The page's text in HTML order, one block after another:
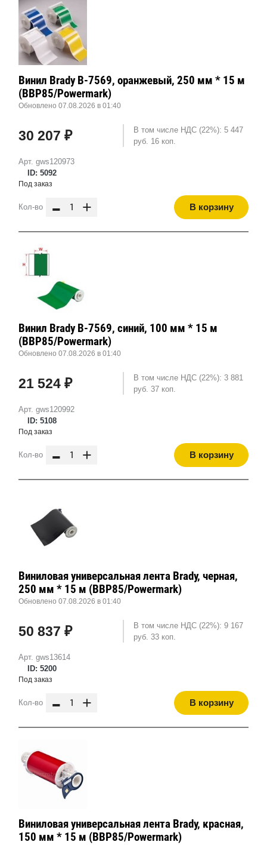
Арт. gws120973
ID: 5092
Винил Brady B-7569, оранжевый, 250 мм * 15 м
(BBP85/Powermark)
Обновлено 07.08.2026 в 01:40
30 207 ₽
В том числе НДС (22%): 5 447
руб. 16 коп.
Под заказ
Кол-во - + В корзину
Арт. gws120992
ID: 5108
Винил Brady B-7569, синий, 100 мм * 15 м
(BBP85/Powermark)
Обновлено 07.08.2026 в 01:40
21 524 ₽
В том числе НДС (22%): 3 881
руб. 37 коп.
Под заказ
Кол-во - + В корзину
Арт. gws13614
ID: 5200
Виниловая универсальная лента Brady, черная,
250 мм * 15 м (BBP85/Powermark)
Обновлено 07.08.2026 в 01:40
50 837 ₽
В том числе НДС (22%): 9 167
руб. 33 коп.
Под заказ
Кол-во - + В корзину
Виниловая универсальная лента Brady, красная,
150 мм * 15 м (BBP85/Powermark)